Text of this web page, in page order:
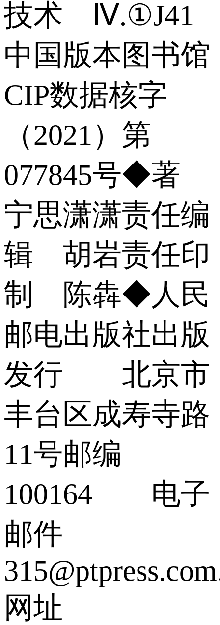
技术 Ⅳ.①J41
中国版本图书馆
CIP数据核字
（2021）第
077845号◆著
宁思潇潇责任编
辑 胡岩责任印
制 陈犇◆人民
邮电出版社出版
发行 北京市
丰台区成寿寺路
11号邮编
100164 电子
邮件
网址